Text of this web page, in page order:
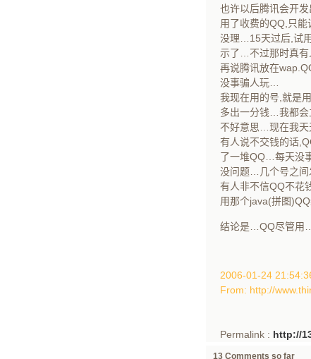
也许以后腾讯会开
用了收费的QQ,只
没理…15天过后,试
示了…不过那时真
再说腾讯放在
没事骗人玩…
我现在用的号,就是
多出一分钱…我都会
不好意思…现在我天
有人说不交钱的话
了一堆QQ…每天没
没问题…几个号之
有人非不信QQ不
用那个java(拼图
结论是…QQ尽管用
2006-01-24
From: http://
Permalink : http://
13 Comments so far